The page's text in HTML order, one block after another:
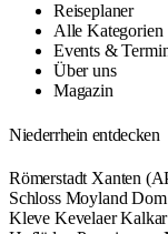
Reiseplaner
Alle Kategorien
Events &
Über uns
Magazin
Niederrhein entdecken
Römerstadt Xanten
Schloss Moyland
Kleve Kevelaer Kalkar